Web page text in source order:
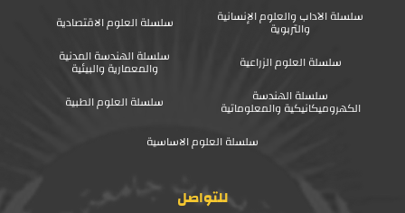
سلسلة الآداب والعلوم الإنسانية
والتربوية
سلسلة العلوم الاقتصادية
سلسلة العلوم الزراعية
سلسلة الهندسة المدنية
والمعمارية والبيئية
سلسلة الهندسة
الكهروميكانيكية والمعلوماتية
سلسلة العلوم الطبية
سلسلة العلوم الاساسية
للتواصل